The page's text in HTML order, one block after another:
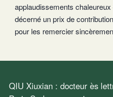
applaudissements
décerné un prix de
pour les remercier
QIU Xiuxian : docteur ès